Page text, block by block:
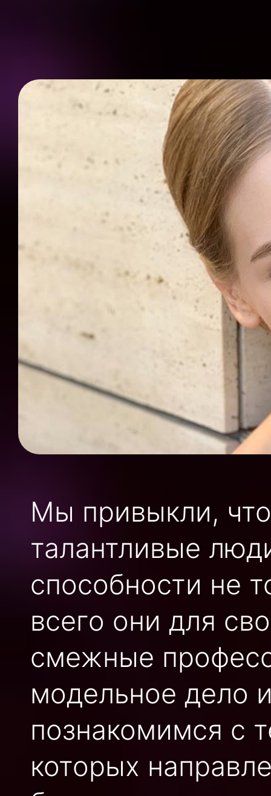
Мы привыкли,
талантливые
способности не
всего они для
смежные
модельное дело
познакомимся с
которых